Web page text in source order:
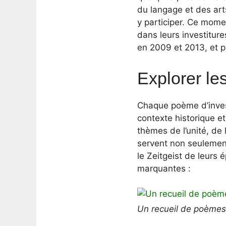
du langage et des
y participer. Ce
dans leurs
en 2009 et 2013, et
Explorer
Chaque poème
contexte historique
thèmes de l’unité,
servent non
le Zeitgeist de leurs
marquantes :
Un recueil de